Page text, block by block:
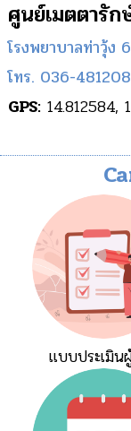
ศูนย์เมตตารัก
โรงพยาบาลท่าวุ้ง
โทร. 036-
GPS: 14.812584,
แบบประเมิน